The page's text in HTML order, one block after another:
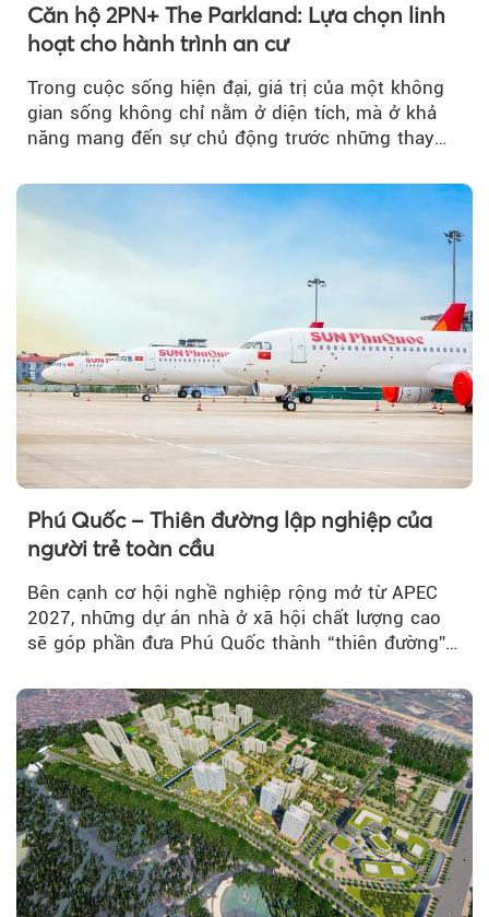
Căn hộ 2PN+ The Parkland: Lựa chọn linh
hoạt cho hành trình an cư
Trong cuộc sống hiện đại, giá trị của một không
gian sống không chỉ nằm ở diện tích, mà ở khả
năng mang đến sự chủ động trước những thay
Phú Quốc – Thiên đường lập nghiệp của
người trẻ toàn cầu
Bên cạnh cơ hội nghề nghiệp rộng mở từ APEC
2027, những dự án nhà ở xã hội chất lượng cao
sẽ góp phần đưa Phú Quốc thành “thiên đường”